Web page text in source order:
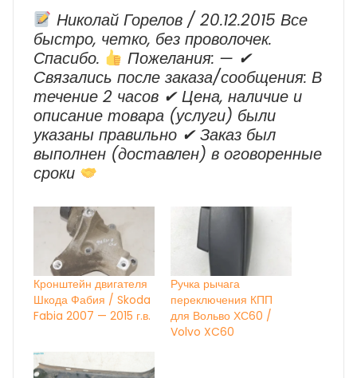
Николай Горелов / 20.12.2015 Все
быстро, четко, без проволочек.
Спасибо.
Пожелания: — ✔
Cвязались после заказа/сообщения: В
течение 2 часов ✔ Цена, наличие и
описание товара (услуги) были
указаны правильно ✔ Заказ был
выполнен (доставлен) в оговоренные
сроки
Кронштейн двигателя
Шкода Фабия / Skoda
Fabia 2007 — 2015 г.в.
Ручка рычага
переключения КПП
для Вольво ХС60 /
Volvo XC60